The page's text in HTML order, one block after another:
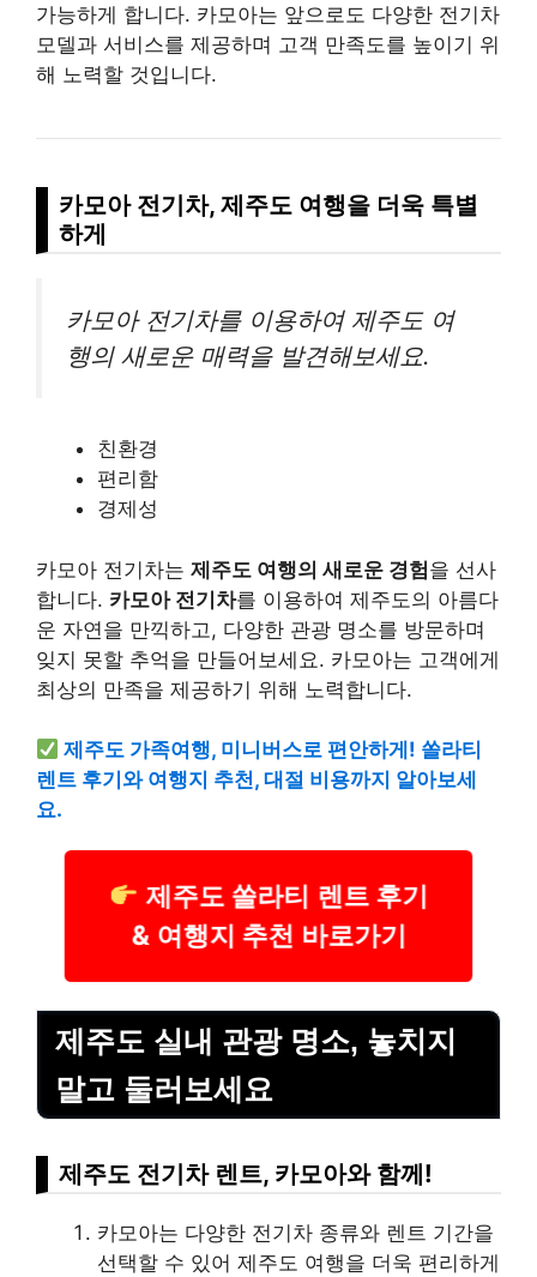
가능하게 합니다. 카모아는 앞으로도 다양한 전기차
모델과 서비스를 제공하며 고객 만족도를 높이기 위
해 노력할 것입니다.
카모아 전기차, 제주도 여행을 더욱 특별
하게
카모아 전기차를 이용하여 제주도 여
행의 새로운 매력을 발견해보세요.
친환경
편리함
경제성
카모아 전기차는 제주도 여행의 새로운 경험을 선사
합니다. 카모아 전기차를 이용하여 제주도의 아름다
운 자연을 만끽하고, 다양한 관광 명소를 방문하며
잊지 못할 추억을 만들어보세요. 카모아는 고객에게
최상의 만족을 제공하기 위해 노력합니다.
제주도 가족여행, 미니버스로 편안하게! 쏠라티
렌트 후기와 여행지 추천, 대절 비용까지 알아보세
요.
제주도 쏠라티 렌트 후기
& 여행지 추천 바로가기
제주도 실내 관광 명소, 놓치지
말고 둘러보세요
제주도 전기차 렌트, 카모아와 함께!
카모아는 다양한 전기차 종류와 렌트 기간을
선택할 수 있어 제주도 여행을 더욱 편리하게